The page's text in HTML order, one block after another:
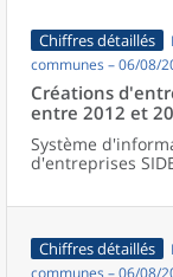
Chiffres détaillés
communes – 06/08/
Créations
entre 2012 et
Système
d'entreprises
Chiffres détaillés
communes – 06/08/